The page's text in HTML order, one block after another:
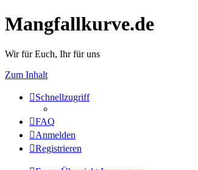
Mangfallkurve.de
Wir für Euch, Ihr für uns
Zum Inhalt
Schnellzugriff
FAQ
Anmelden
Registrieren